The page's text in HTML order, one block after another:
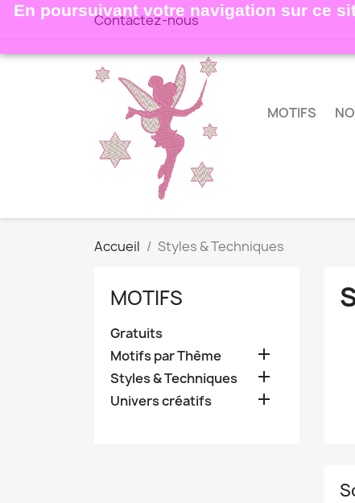
En poursuivant votre navigation sur ce
Contactez-nous
MOTIFS
Accueil Styles & Techniques
MOTIFS
Gratuits
Motifs par Thème

Styles & Techniques 
Univers créatifs 